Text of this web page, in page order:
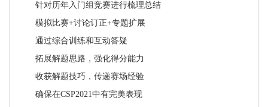
针对历年入门组竞赛进行梳理总结
模拟比赛+讨论订正+专题扩展
通过综合训练和互动答疑
拓展解题思路，强化得分能力
收获解题技巧，传递赛场经验
确保在CSP2021中有完美表现